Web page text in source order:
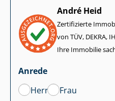
André Heid
Zertifizierte
von TÜV, DEKRA,
Ihre Immobilie
Anrede
Herr
Frau